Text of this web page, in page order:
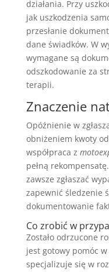
działania. Przy
jak uszkodzenia
przesłanie
dane świadków. W
wymagane są
odszkodowanie za
terapii.
Znaczenie
Opóźnienie w
obniżeniem kwoty
współpraca z
pełną
zawsze zgłaszać
zapewnić śledzenie
dokumentowanie
Co zrobić w
Zostało odrzucone
jest gotowy pomóc
specjalizuje się w